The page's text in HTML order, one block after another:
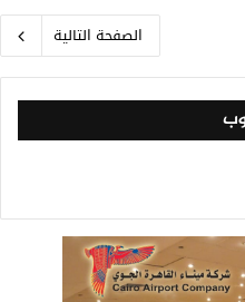
الصفحة التالية